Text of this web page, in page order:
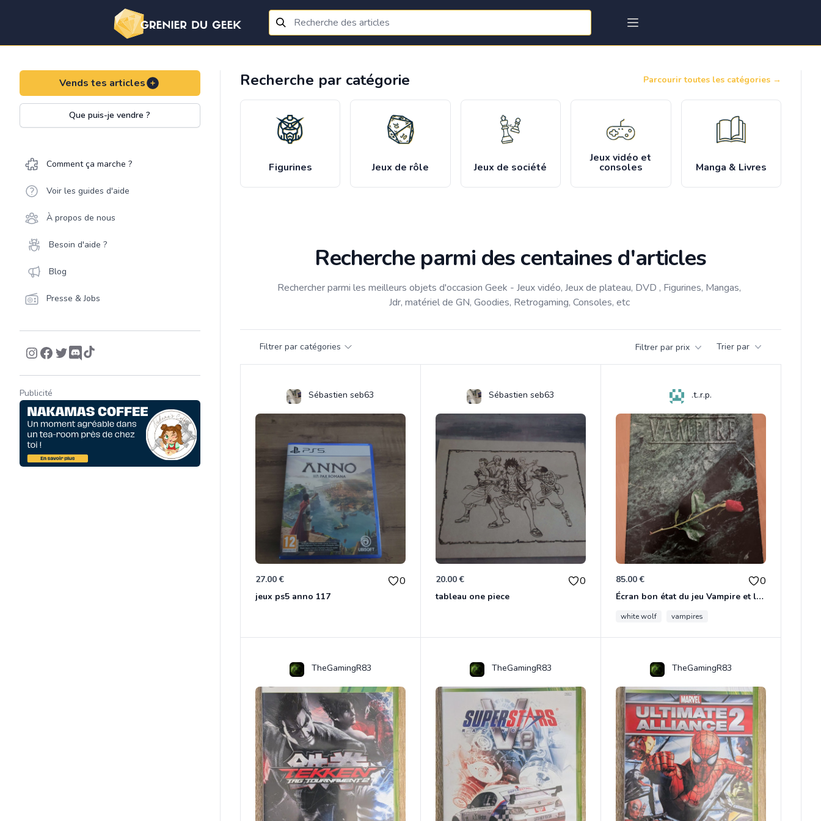
Vends tes articles
Que puis-je vendre ?
Comment ça marche ?
Voir les guides d'aide
À propos de nous
Besoin d'aide ?
Blog
Presse & Jobs
Publicité
Recherche par catégorie Parcourir toutes les catégories →
Figurines Jeux de rôle Jeux de société
Jeux vidéo et
consoles Manga & Livres
Recherche parmi des centaines d'articles
Rechercher parmi les meilleurs objets d'occasion Geek - Jeux vidéo, Jeux de plateau, DVD , Figurines, Mangas,
Jdr, matériel de GN, Goodies, Retrogaming, Consoles, etc
Filtrer par catégories Filtrer par prix Trier par
Sébastien seb63
27.00 € 0
jeux ps5 anno 117
Sébastien seb63
20.00 € 0
tableau one piece
.t..r.p.
85.00 € 0
Écran bon état du jeu Vampire et livre de règles « la mascarade » état d’usage
white wolf vampires
TheGamingR83 TheGamingR83 TheGamingR83